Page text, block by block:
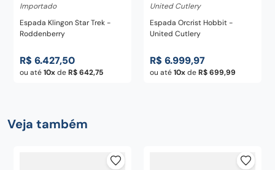
Importado
Espada Klingon Star Trek -
Roddenberry
R$ 6.427,50
ou até10 deR$642,75
United Cutlery
Espada Orcrist Hobbit -
United Cutlery
R$ 6.999,97
ou até10 deR$699,99
Veja também